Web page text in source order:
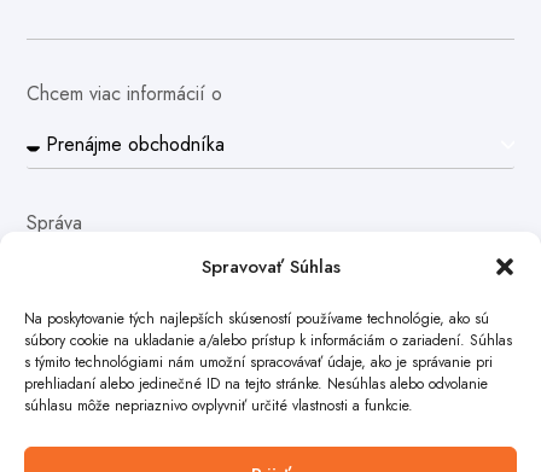
Spravovať Súhlas
Na poskytovanie tých najlepších skúseností používame technológie, ako sú
súbory cookie na ukladanie a/alebo prístup k informáciám o zariadení. Súhlas
s týmito technológiami nám umožní spracovávať údaje, ako je správanie pri
prehliadaní alebo jedinečné ID na tejto stránke. Nesúhlas alebo odvolanie
súhlasu môže nepriaznivo ovplyvniť určité vlastnosti a funkcie.
Chcem viac informácií o
Správa
Poslať